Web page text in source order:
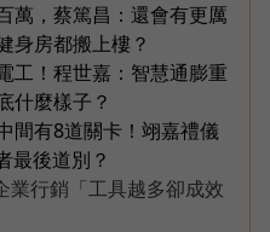
萬，蔡篤昌：還會有更厲
身房都搬上樓？
工！程世嘉：智慧通膨重
什麼樣子？
間有8道關卡！翊嘉禮儀
最後道別？
業行銷「工具越多卻成效